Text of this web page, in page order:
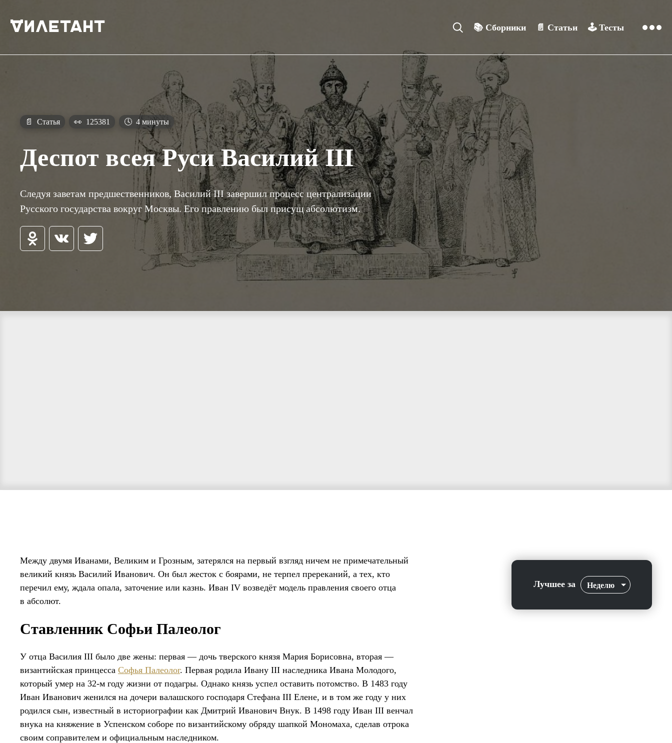
📚 Сборники 📄 Статьи 🕹️ Тесты
📄 Статья 👀 125381 🕓 4 минуты
Деспот всея Руси Василий III
Следуя заветам предшественников, Василий III завершил процесс централизации
Русского государства вокруг Москвы. Его правлению был присущ абсолютизм.
Между двумя Иванами, Великим и Грозным, затерялся на первый взгляд ничем не примечательный
великий князь Василий Иванович. Он был жесток с боярами, не терпел пререканий, а тех, кто
перечил ему, ждала опала, заточение или казнь. Иван IV возведёт модель правления своего отца
в абсолют.
Ставленник Софьи Палеолог
У отца Василия III было две жены: первая — дочь тверского князя Мария Борисовна, вторая —
византийская принцесса Софья Палеолог. Первая родила Ивану III наследника Ивана Молодого,
который умер на 32-м году жизни от подагры. Однако князь успел оставить потомство. В 1483 году
Иван Иванович женился на дочери валашского господаря Стефана III Елене, и в том же году у них
родился сын, известный в историографии как Дмитрий Иванович Внук. В 1498 году Иван III венчал
внука на княжение в Успенском соборе по византийскому обряду шапкой Мономаха, сделав отрока
своим соправителем и официальным наследником.
Лучшее за Неделю